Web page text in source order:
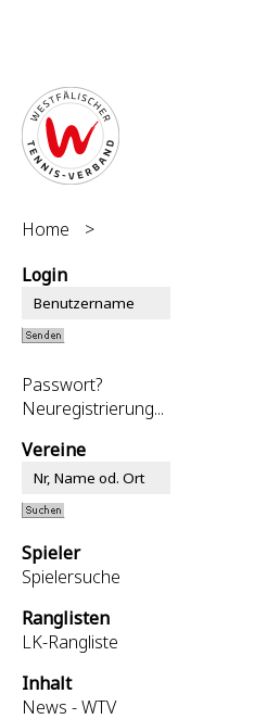
Home
>
Login
Passwort?
Neuregistrierung...
Vereine
Spieler
Spielersuche
Ranglisten
LK-Rangliste
Inhalt
News - WTV